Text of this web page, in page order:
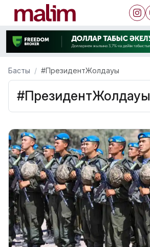
Басты #ПрезидентЖолдауы
#ПрезидентЖолдауы